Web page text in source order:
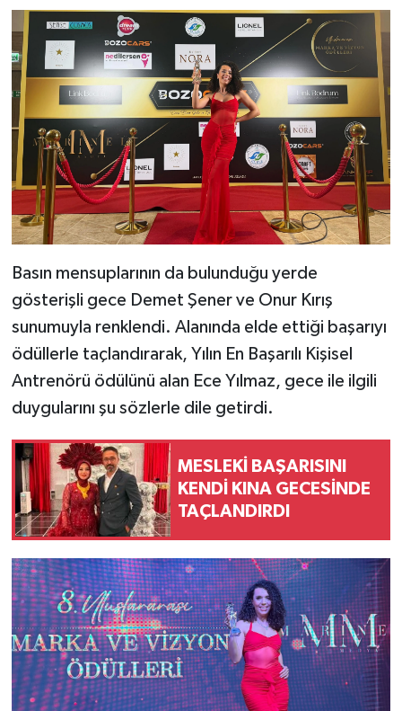
Basın mensuplarının da bulunduğu yerde
gösterişli gece Demet Şener ve Onur Kırış
sunumuyla renklendi. Alanında elde ettiği başarıyı
ödüllerle taçlandırarak, Yılın En Başarılı Kişisel
Antrenörü ödülünü alan Ece Yılmaz, gece ile ilgili
duygularını şu sözlerle dile getirdi.
MESLEKİ BAŞARISINI
KENDİ KINA GECESİNDE
TAÇLANDIRDI